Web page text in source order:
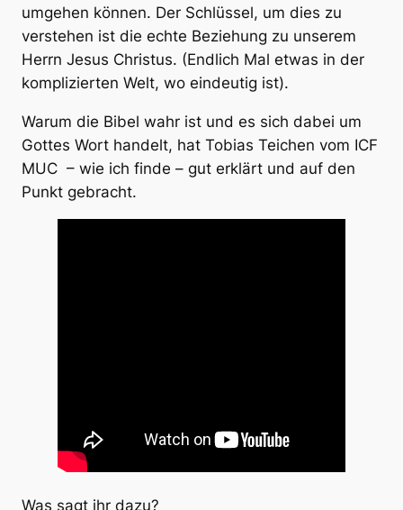
umgehen können. Der Schlüssel, um dies zu
verstehen ist die echte Beziehung zu unserem
Herrn Jesus Christus. (Endlich Mal etwas in der
komplizierten Welt, wo eindeutig ist).
Warum die Bibel wahr ist und es sich dabei um
Gottes Wort handelt, hat Tobias Teichen vom ICF
MUC – wie ich finde – gut erklärt und auf den
Punkt gebracht.
Was sagt ihr dazu?